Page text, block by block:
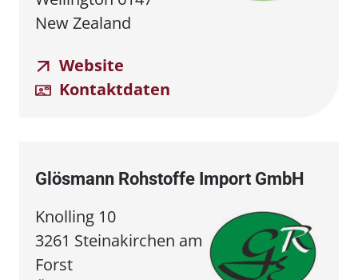
New Zealand
Website
Kontaktdaten
Glösmann Rohstoffe Import GmbH
Knolling 10
3261 Steinakirchen am
Forst